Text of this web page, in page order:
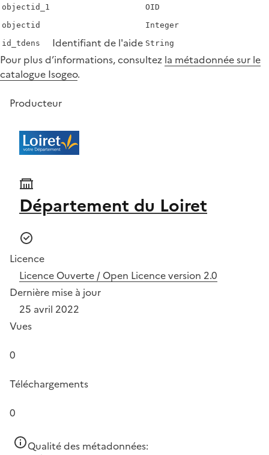
objectid_1
OID
objectid
Integer
id_tdens
Identifiant de l'aide String
Pour plus d’informations, consultez la métadonnée sur le
catalogue Isogeo.
Producteur
Département du Loiret
Licence
Licence Ouverte / Open Licence version 2.0
Dernière mise à jour
25 avril 2022
Vues
0
Téléchargements
0
Qualité des métadonnées: